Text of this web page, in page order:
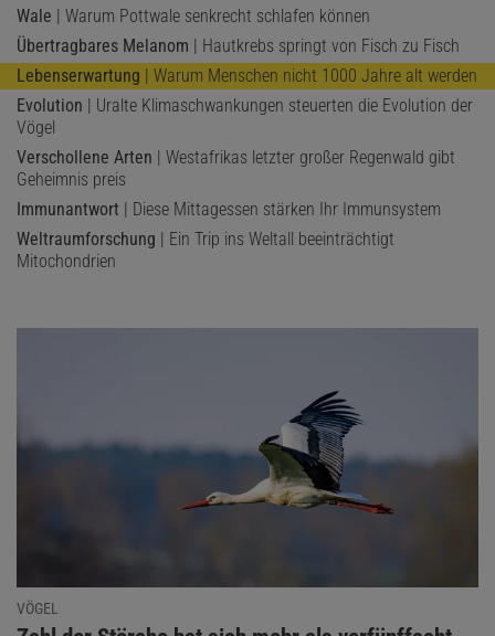
Wale | Warum Pottwale senkrecht schlafen können
Übertragbares Melanom | Hautkrebs springt von Fisch zu Fisch
Lebenserwartung | Warum Menschen nicht 1000 Jahre alt werden
Evolution | Uralte Klimaschwankungen steuerten die Evolution der
Vögel
Verschollene Arten | Westafrikas letzter großer Regenwald gibt
Geheimnis preis
Immunantwort | Diese Mittagessen stärken Ihr Immunsystem
Weltraumforschung | Ein Trip ins Weltall beeinträchtigt
Mitochondrien
VÖGEL